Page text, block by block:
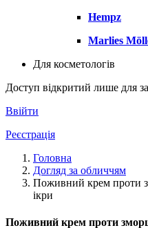
Hempz
Marlies
Для косметологів
Доступ відкритий лише для
Ввійти
Реєстрація
Головна
Догляд за обличчям
Поживний крем проти
ікри
Поживний крем проти